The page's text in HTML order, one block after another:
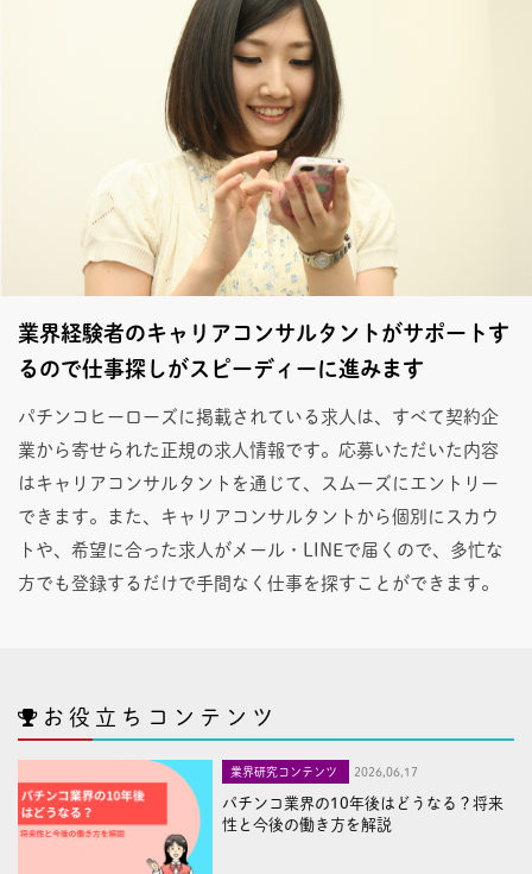
業界経験者のキャリアコンサルタントがサポートす
るので仕事探しがスピーディーに進みます
パチンコヒーローズに掲載されている求人は、すべて契約企
業から寄せられた正規の求人情報です。応募いただいた内容
はキャリアコンサルタントを通じて、スムーズにエントリー
できます。また、キャリアコンサルタントから個別にスカウ
トや、希望に合った求人がメール・LINEで届くので、多忙な
方でも登録するだけで手間なく仕事を探すことができます。
お役立ちコンテンツ
業界研究コンテンツ 2026,06,17
パチンコ業界の10年後はどうなる？将来
性と今後の働き方を解説